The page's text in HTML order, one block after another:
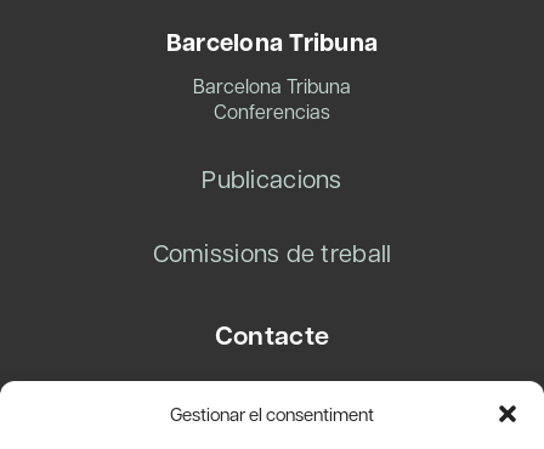
Gestionar el consentiment
Barcelona Tribuna
Barcelona Tribuna
Conferencias
Publicacions
Comissions de treball
Contacte
08003 Barcelona